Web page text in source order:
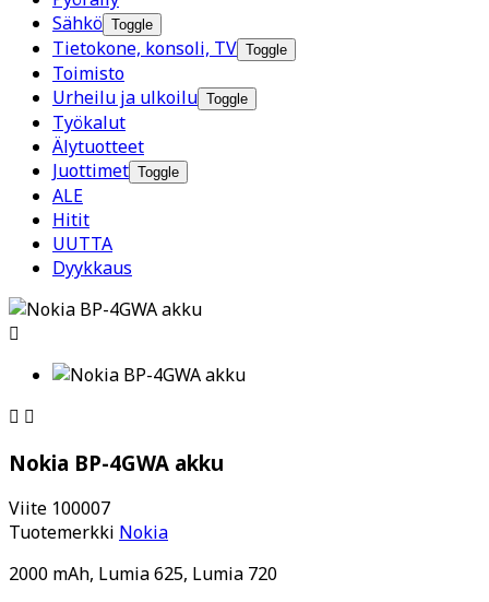
Sähkö Toggle
Tietokone, konsoli, TV Toggle
Toimisto
Urheilu ja ulkoilu Toggle
Työkalut
Älytuotteet
Juottimet Toggle
ALE
Hitit
UUTTA
Dyykkaus

 
Nokia BP-4GWA akku
Viite 100007
Tuotemerkki Nokia
2000 mAh, Lumia 625, Lumia 720